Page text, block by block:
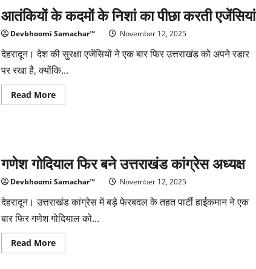
शराब
कारोबारियों
पर
आयकर
विभाग
की
छापेमारी
आतंकियों के कदमों के निशां का पीछा करती एजेंसियां
Devbhoomi Samachar™ November 12, 2025
देहरादून। देश की सुरक्षा एजेंसियों ने एक बार फिर उत्तराखंड को अपने रडार
पर रखा है, क्योंकि...
Read MoreRead
more
का
पीछा
करती
एजेंसियां
गणेश गोदियाल फिर बने उत्तराखंड कांग्रेस अध्यक्ष
Devbhoomi Samachar™ November 12, 2025
देहरादून। उत्तराखंड कांग्रेस में बड़े फेरबदल के तहत पार्टी हाईकमान ने एक
बार फिर गणेश गोदियाल को...
Read MoreRead
more